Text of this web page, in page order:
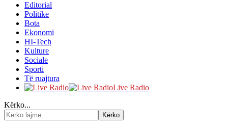
Editorial
Politike
Bota
Ekonomi
HI-Tech
Kulture
Sociale
Sporti
Të ruajtura
Live Radio
Kërko...